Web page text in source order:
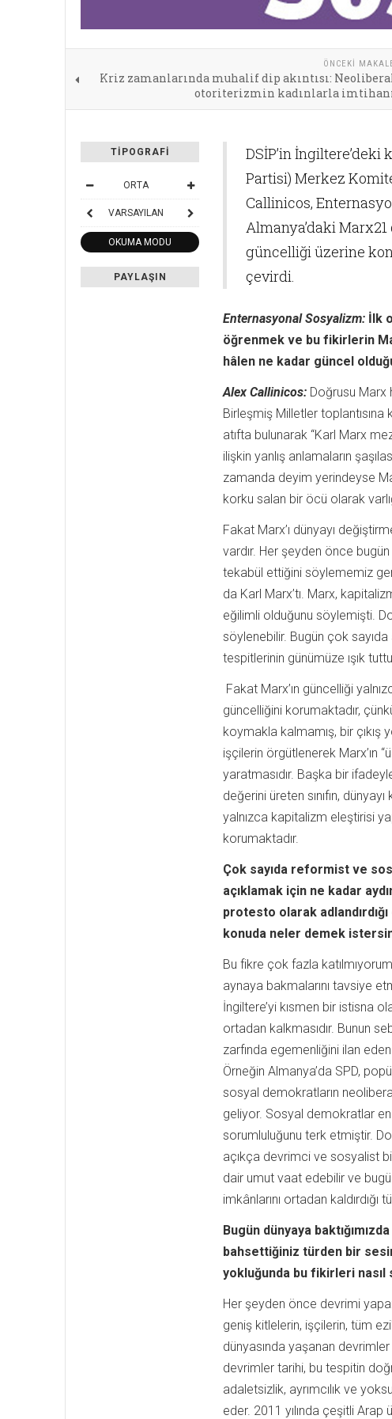
ÖNCEKI
Kriz zamanlarında muhalif dip akıntısı:
otoriterizmin kadınlarla
TIPOGRAFI
ORTA
VARSAYILAN
OKUMA MODU
PAYLAŞIN
DSİP’in
Partisi) Merkez
Callinicos,
Almanya’daki
güncelliği üzerine
çevirdi.
Enternasyonal Sosyalizm: İlk
öğrenmek ve bu fikirlerin
hâlen ne kadar güncel
Alex Callinicos: Doğrusu Marx
Birleşmiş Milletler toplantısına
atıfta bulunarak “Karl Marx
ilişkin yanlış anlamaların
zamanda deyim yerindeyse
korku salan bir öcü olarak
Fakat Marx’ı dünyayı
vardır. Her şeyden önce
tekabül ettiğini söylememiz
da Karl Marx’tı. Marx,
eğilimli olduğunu söylemişti.
söylenebilir. Bugün çok sayıda
tespitlerinin günümüze ışık
Fakat Marx’ın güncelliği
güncelliğini korumaktadır,
koymakla kalmamış, bir çıkış
işçilerin örgütlenerek Marx’ın
yaratmasıdır. Başka bir
değerini üreten sınıfın,
yalnızca kapitalizm eleştirisi
korumaktadır.
Çok sayıda reformist ve
açıklamak için ne kadar
protesto olarak
konuda neler demek
Bu fikre çok fazla
aynaya bakmalarını tavsiye
İngiltere’yi kısmen bir istisna
ortadan kalkmasıdır. Bunun
zarfında egemenliğini ilan
Örneğin Almanya’da SPD,
sosyal demokratların
geliyor. Sosyal demokratlar
sorumluluğunu terk etmiştir.
açıkça devrimci ve sosyalist
dair umut vaat edebilir ve
imkânlarını ortadan
Bugün dünyaya
bahsettiğiniz türden bir
yokluğunda bu fikirleri nasıl
Her şeyden önce devrimi
geniş kitlelerin, işçilerin, tüm
dünyasında yaşanan
devrimler tarihi, bu tespitin
adaletsizlik, ayrımcılık ve
eder. 2011 yılında çeşitli